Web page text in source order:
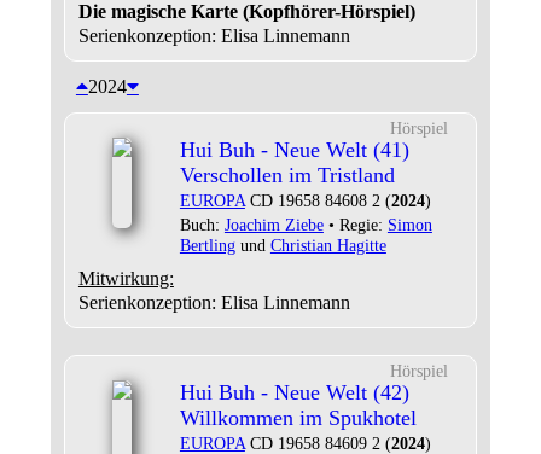
Die magische Karte (Kopfhörer-Hörspiel)
Serienkonzeption: Elisa Linnemann
2024
Hörspiel
Hui Buh - Neue Welt (41)
Verschollen im Tristland
EUROPACD 19658 84608 2 (2024)
Buch: Joachim Ziebe• Regie: Simon
Bertlingund Christian Hagitte
Mitwirkung:
Serienkonzeption: Elisa Linnemann
Hörspiel
Hui Buh - Neue Welt (42)
Willkommen im Spukhotel
EUROPACD 19658 84609 2 (2024)